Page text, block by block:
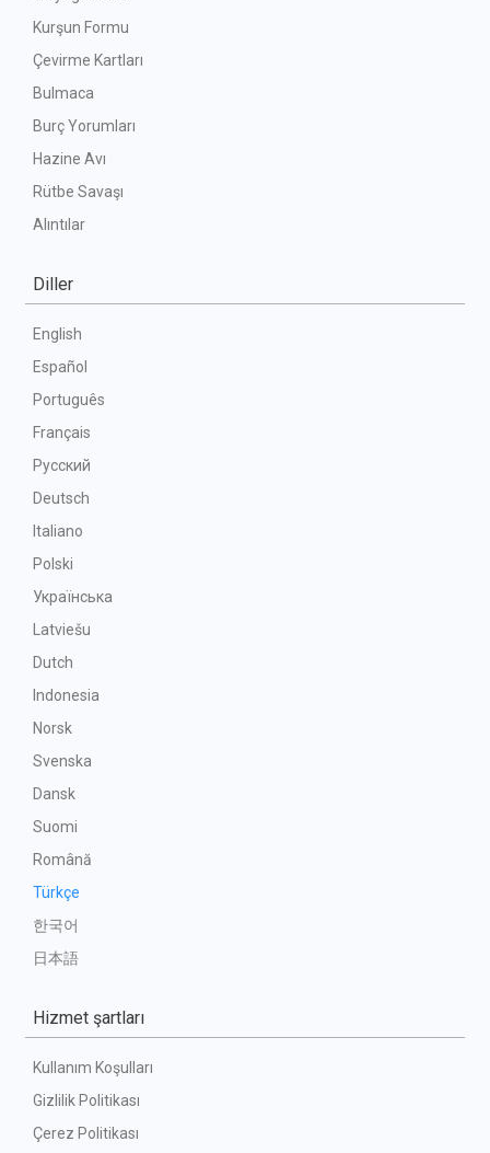
Kurşun Formu
Çevirme Kartları
Bulmaca
Burç Yorumları
Hazine Avı
Rütbe Savaşı
Alıntılar
Diller
English
Español
Português
Français
Русский
Deutsch
Italiano
Polski
Українська
Latviešu
Dutch
Indonesia
Norsk
Svenska
Dansk
Suomi
Română
Türkçe
한국어
日本語
Hizmet şartları
Kullanım Koşulları
Gizlilik Politikası
Çerez Politikası